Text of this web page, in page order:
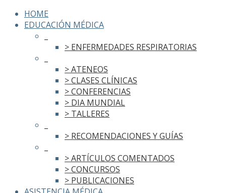
HOME
EDUCACIÓN MÉDICA
> ENFERMEDADES RESPIRATORIAS
> ATENEOS
> CLASES CLÍNICAS
> CONFERENCIAS
> DIA MUNDIAL
> TALLERES
> RECOMENDACIONES Y GUÍAS
> ARTÍCULOS COMENTADOS
> CONCURSOS
> PUBLICACIONES